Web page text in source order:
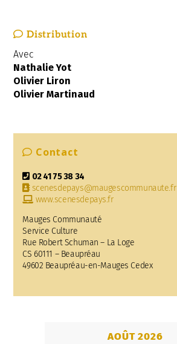
Distribution
Avec
Nathalie Yot
Olivier Liron
Olivier Martinaud
Contact
02 41 75 38 34
scenesdepays@maugescommunaute.fr
www.scenesdepays.fr
Mauges Communauté
Service Culture
Rue Robert Schuman – La Loge
CS 60111 – Beaupréau
49602 Beaupréau-en-Mauges Cedex
AOÛT 2026